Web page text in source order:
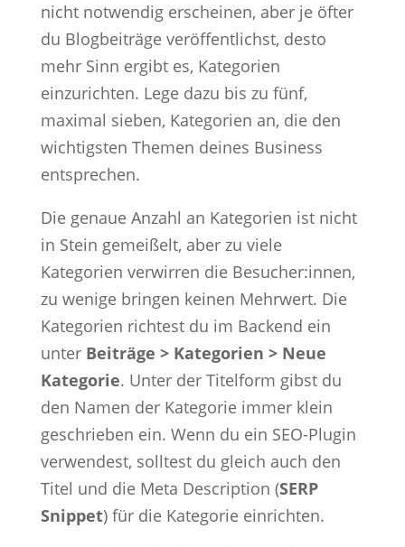
nicht notwendig erscheinen, aber je öfter
du Blogbeiträge veröffentlichst, desto
mehr Sinn ergibt es, Kategorien
einzurichten. Lege dazu bis zu fünf,
maximal sieben, Kategorien an, die den
wichtigsten Themen deines Business
entsprechen.
Die genaue Anzahl an Kategorien ist nicht
in Stein gemeißelt, aber zu viele
Kategorien verwirren die Besucher:innen,
zu wenige bringen keinen Mehrwert. Die
Kategorien richtest du im Backend ein
unter Beiträge > Kategorien > Neue
Kategorie. Unter der Titelform gibst du
den Namen der Kategorie immer klein
geschrieben ein. Wenn du ein SEO-Plugin
verwendest, solltest du gleich auch den
Titel und die Meta Description (SERP
Snippet) für die Kategorie einrichten.